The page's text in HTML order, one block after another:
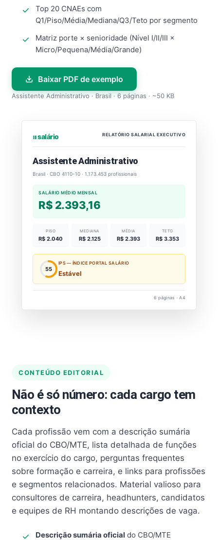
Top 20 CNAEs com
Q1/Piso/Média/Mediana/Q3/Teto por segmento
Matriz porte × senioridade (Nível I/II/III ×
Micro/Pequena/Média/Grande)
Baixar PDF de exemplo
Assistente Administrativo · Brasil · 6 páginas · ~50 KB
⏐⏐⏐ salário RELATÓRIO SALARIAL EXECUTIVO
Assistente Administrativo
Brasil · CBO 4110-10 · 1.173.453 profissionais
SALÁRIO MÉDIO MENSAL
R$ 2.393,16
PISO
R$ 2.040
MEDIANA
R$ 2.125
MÉDIA
R$ 2.393
TETO
R$ 3.353
55
IPS — ÍNDICE PORTAL SALÁRIO
Estável
6 páginas · A4
CONTEÚDO EDITORIAL
Não é só número: cada cargo tem
contexto
Cada profissão vem com a descrição sumária
oficial do CBO/MTE, lista detalhada de funções
no exercício do cargo, perguntas frequentes
sobre formação e carreira, e links para profissões
e segmentos relacionados. Material valioso para
consultores de carreira, headhunters, candidatos
e equipes de RH montando descrições de vaga.
Descrição sumária oficial do CBO/MTE